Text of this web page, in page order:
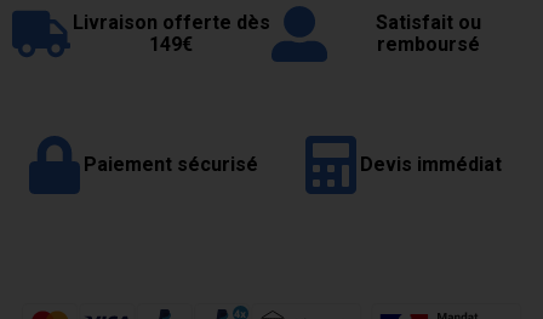
Livraison offerte dès
149€
Satisfait ou
remboursé
Paiement sécurisé Devis immédiat